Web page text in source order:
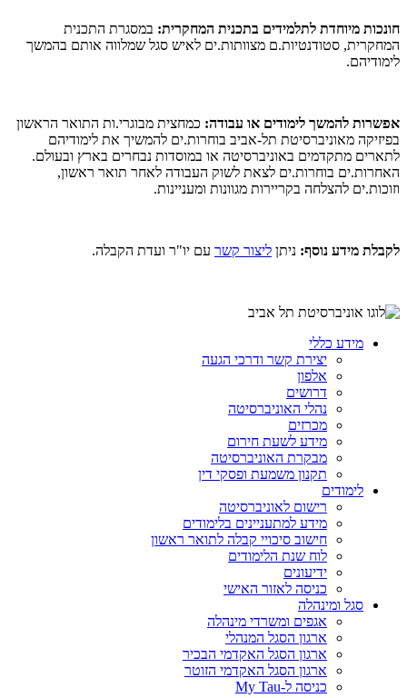
חונכות מיוחדת לתלמידים בתכנית המחקרית: במסגרת התכנית
המחקרית, סטודנטיות.ם מצוותות.ים לאיש סגל שמלווה אותם בהמשך
לימודיהם.
אפשרות להמשך לימודים או עבודה: כמחצית מבוגרי.ות התואר הראשון
בפיזיקה מאוניברסיטת תל-אביב בוחרות.ים להמשיך את לימודיהם
לתארים מתקדמים באוניברסיטה או במוסדות נבחרים בארץ ובעולם.
האחרות.ים בוחרות.ים לצאת לשוק העבודה לאחר תואר ראשון,
וזוכות.ים להצלחה בקריירות מגוונות ומעניינות.
לקבלת מידע נוסף: ניתן ליצור קשר עם יו"ר ועדת הקבלה.
מידע כללי
יצירת קשר ודרכי הגעה
אלפון
דרושים
נהלי האוניברסיטה
מכרזים
מידע לשעת חירום
מבקרת האוניברסיטה
תקנון משמעת ופסקי דין
לימודים
רישום לאוניברסיטה
מידע למתעניינים בלימודים
חישוב סיכויי קבלה לתואר ראשון
לוח שנת הלימודים
ידיעונים
כניסה לאזור האישי
סגל ומינהלה
אגפים ומשרדי מינהלה
ארגון הסגל המנהלי
ארגון הסגל האקדמי הבכיר
ארגון הסגל האקדמי הזוטר
כניסה ל-My Tau